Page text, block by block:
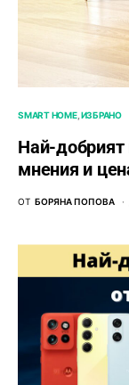
SMART HOME ИЗБРАНО
Най-добрият
мнения и
ОТ БОРЯНА ПОПОВА